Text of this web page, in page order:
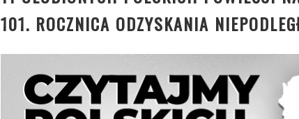
101. ROCZNICA ODZYSKANIA